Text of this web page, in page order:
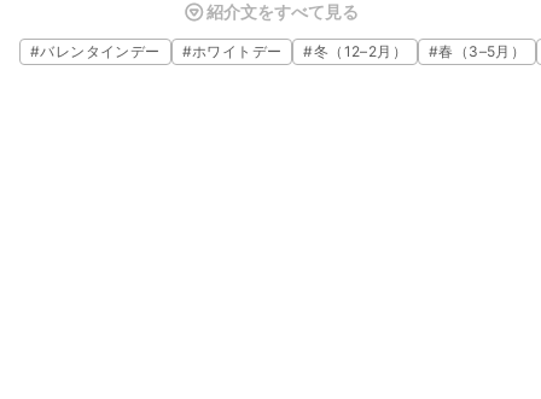
マンマ（お母さん）たちが作っている簡単バージョンのレシピです。
アーモンドのザクザクした食感と、シナモンの香りがくせになるお菓
子です。
紹介文をすべて見る
#バレンタインデー #ホワイトデー #冬（12–2月） #春（3–5月）